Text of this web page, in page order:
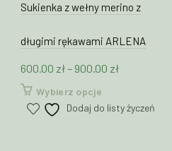
Sukienka z wełny merino z
długimi rękawami ARLENA
600.00 zł– 900.00 złZakres
od
Wybierz opcjeTen
produkt
Dodaj do listy życzeń